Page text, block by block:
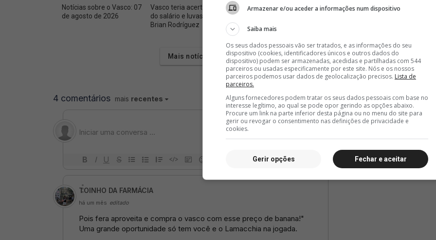
Notícias sobre o Vasco: 07
de agosto de 2026
Vasco teria acertado valor
do salário e luvas com
Brian Rodríguez
SIte Oficial: Vasco estreia
sábado
Site Oficial: Vasco firma
Mais notícias
Armazenar e/ou aceder a informações num dispositivo
Saiba mais
Os seus dados pessoais vão ser tratados, e as informações do seu
dispositivo (cookies, identificadores únicos e outros dados do
dispositivo) podem ser armazenadas, acedidas e partilhadas com 544
parceiros ou usadas especificamente por este site. Nós e os nossos
parceiros podemos usar dados de geolocalização precisos. Lista de
parceiros.
Alguns fornecedores podem tratar os seus dados pessoais com base no
interesse legítimo, ao qual se pode opor gerindo as opções abaixo.
Procure um link na parte inferior desta página ou no menu do site para
gerir ou revogar o consentimento nas definições de privacidade e
cookies.
Fechar e aceitar
Gerir opções